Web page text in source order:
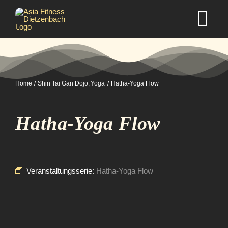
Inhalt
springen
Selbstverteidigung
Home Shin Tai Gan Dojo Yoga Hatha-Yoga Flow
Hatha-Yoga Flow
Veranstaltungsserie: Hatha-Yoga Flow